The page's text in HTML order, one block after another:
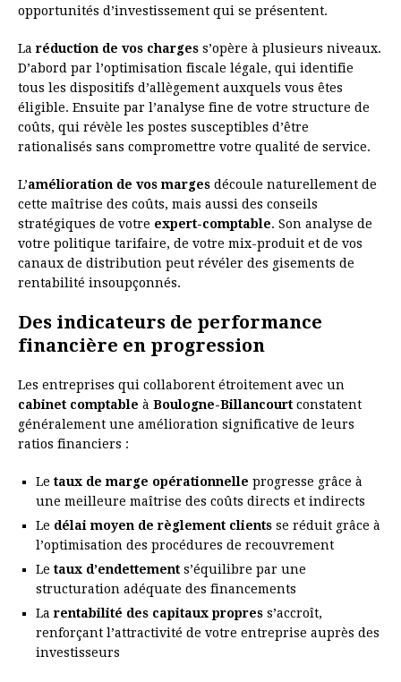
opportunités d’investissement qui se présentent.
Laréduction de vos charges s’opère à plusieurs niveaux.
D’abord par l’optimisation fiscale légale, qui identifie
tous les dispositifs d’allègement auxquels vous êtes
éligible. Ensuite par l’analyse fine de votre structure de
coûts, qui révèle les postes susceptibles d’être
rationalisés sans compromettre votre qualité de service.
L’amélioration de vos marges découle naturellement de
cette maîtrise des coûts, mais aussi des conseils
stratégiques de votre expert-comptable. Son analyse de
votre politique tarifaire, de votre mix-produit et de vos
canaux de distribution peut révéler des gisements de
rentabilité insoupçonnés.
Des indicateurs de performance
financière en progression
Les entreprises qui collaborent étroitement avec un
cabinet comptable à Boulogne-Billancourt constatent
généralement une amélioration significative de leurs
ratios financiers :
Le taux de marge opérationnelle progresse grâce à
une meilleure maîtrise des coûts directs et indirects
Le délai moyen de règlement clients se réduit grâce à
l’optimisation des procédures de recouvrement
Le taux d’endettement s’équilibre par une
structuration adéquate des financements
Larentabilité des capitaux propres s’accroît,
renforçant l’attractivité de votre entreprise auprès des
investisseurs